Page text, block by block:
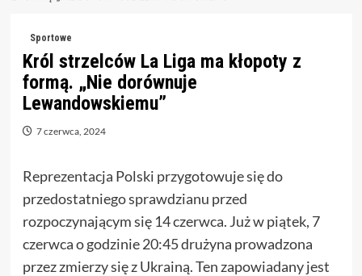
Sportowe
Król strzelców La Liga ma kłopoty z
formą. „Nie dorównuje
Lewandowskiemu”
7 czerwca, 2024
Reprezentacja Polski przygotowuje się do
przedostatniego sprawdzianu przed
rozpoczynającym się 14 czerwca. Już w piątek, 7
czerwca o godzinie 20:45 drużyna prowadzona
przez zmierzy się z Ukrainą. Ten zapowiadany jest